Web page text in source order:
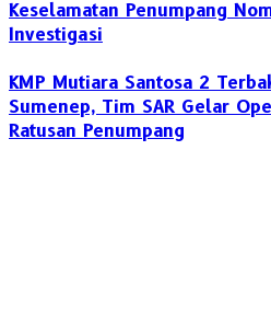
Keselamatan Penumpang
Investigasi
KMP Mutiara Santosa 2
Sumenep, Tim SAR Gelar
Ratusan Penumpang